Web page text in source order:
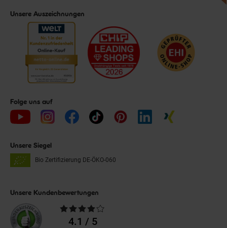
Unsere Auszeichnungen
Folge uns auf
Unsere Siegel
Bio Zertifizierung DE-ÖKO-060
Unsere Kundenbewertungen
Durchschnittliche
Bewertungen4.1 / 5